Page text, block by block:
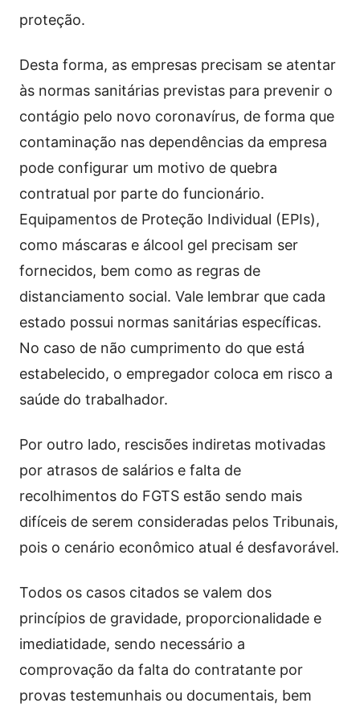
proteção.
Desta forma, as empresas precisam se atentar
às normas sanitárias previstas para prevenir o
contágio pelo novo coronavírus, de forma que
contaminação nas dependências da empresa
pode configurar um motivo de quebra
contratual por parte do funcionário.
Equipamentos de Proteção Individual (EPIs),
como máscaras e álcool gel precisam ser
fornecidos, bem como as regras de
distanciamento social. Vale lembrar que cada
estado possui normas sanitárias específicas.
No caso de não cumprimento do que está
estabelecido, o empregador coloca em risco a
saúde do trabalhador.
Por outro lado, rescisões indiretas motivadas
por atrasos de salários e falta de
recolhimentos do FGTS estão sendo mais
difíceis de serem consideradas pelos Tribunais,
pois o cenário econômico atual é desfavorável.
Todos os casos citados se valem dos
princípios de gravidade, proporcionalidade e
imediatidade, sendo necessário a
comprovação da falta do contratante por
provas testemunhais ou documentais, bem